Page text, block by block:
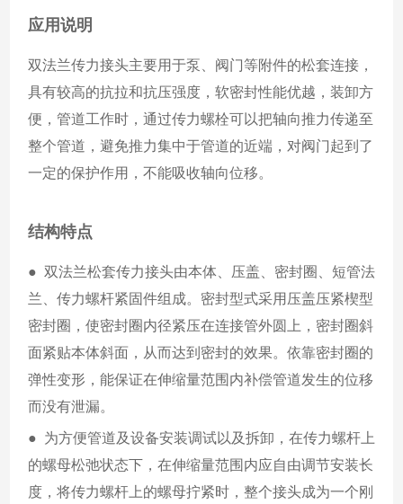
应用说明
双法兰传力接头主要用于泵、阀门等附件的松套连接，
具有较高的抗拉和抗压强度，软密封性能优越，装卸方
便，管道工作时，通过传力螺栓可以把轴向推力传递至
整个管道，避免推力集中于管道的近端，对阀门起到了
一定的保护作用，不能吸收轴向位移。
结构特点
●  双法兰松套传力接头由本体、压盖、密封圈、短管法
兰、传力螺杆紧固件组成。密封型式采用压盖压紧楔型
密封圈，使密封圈内径紧压在连接管外圆上，密封圈斜
面紧贴本体斜面，从而达到密封的效果。依靠密封圈的
弹性变形，能保证在伸缩量范围内补偿管道发生的位移
而没有泄漏。
●  为方便管道及设备安装调试以及拆卸，在传力螺杆上
的螺母松弛状态下，在伸缩量范围内应自由调节安装长
度，将传力螺杆上的螺母拧紧时，整个接头成为一个刚